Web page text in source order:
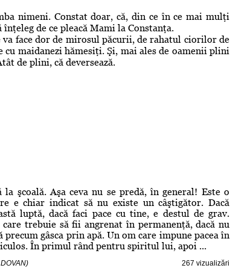
nimeni. Constat doar, că, din ce în ce mai mulţi
de ce pleacă Mami la Constanţa.
face dor de mirosul păcurii, de rahatul ciorilor de
maidanezi hămesiţi. Şi, mai ales de oamenii plini
de plini, că deversează.
la şcoală. Aşa ceva nu se predă, în general! Este o
e chiar indicat să nu existe un câştigător. Dacă
luptă, dacă faci pace cu tine, e destul de grav.
trebuie să fii angrenat în permanenţă, dacă nu
gâsca prin apă. Un om care impune pacea în
În primul rând pentru spiritul lui, apoi ...
267 vizualizări